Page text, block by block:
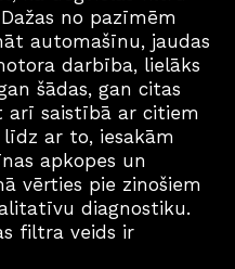
no pazīmēm
automašīnu, jaudas
darbība, lielāks
šādas, gan citas
arī saistībā ar citiem
ar to, iesakām
apkopes un
vērties pie zinošiem
diagnostiku.
filtra veids ir